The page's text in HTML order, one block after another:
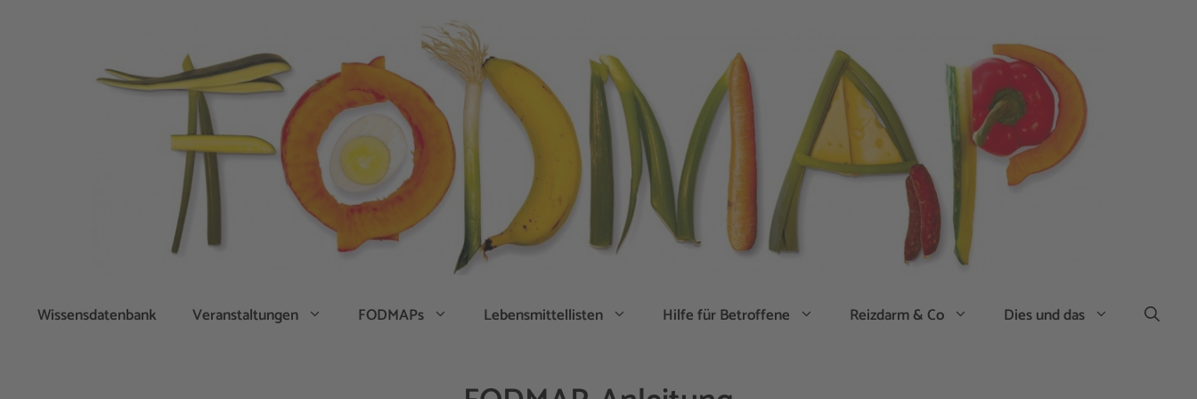
Wissensdatenbank Veranstaltungen FODMAPs Lebensmittellisten Hilfe für Betroffene Reizdarm & Co Dies und das